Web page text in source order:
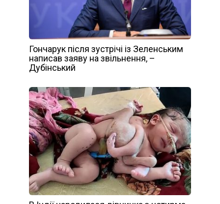
Гончарук після зустрічі із Зеленським
написав заяву на звільнення, –
Дубінський